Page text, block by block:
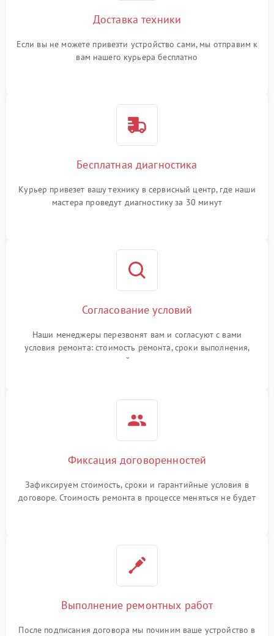
Доставка техники
Если вы не можете привезти устройство сами, мы отправим к
вам нашего курьера бесплатно
Бесплатная диагностика
Курьер привезет вашу технику в сервисный центр, где наши
мастера проведут диагностику за 30 минут
Согласование условий
Наши менеджеры перезвонят вам и согласуют с вами
условия ремонта: стоимость ремонта, сроки выполнения,
гарантийные условия
Фиксация договоренностей
Зафиксируем стоимость, сроки и гарантийные условия в
договоре. Стоимость ремонта в процессе меняться не будет
Выполнение ремонтных работ
После подписания договора мы починим ваше устройство в